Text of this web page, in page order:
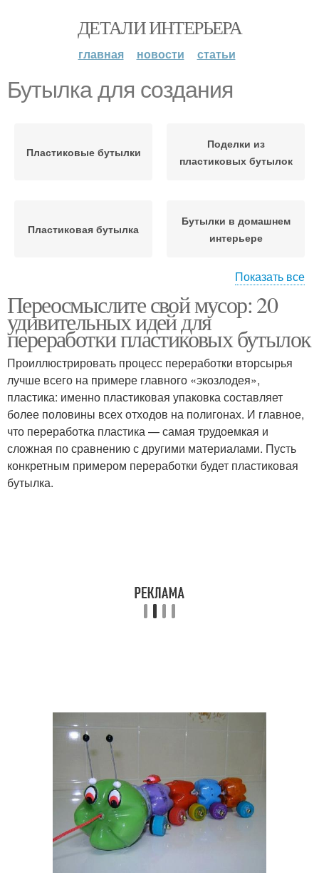
ДЕТАЛИ ИНТЕРЬЕРА
главная новости статьи
Бутылка для создания
Пластиковые бутылки
Поделки из
пластиковых бутылок
Пластиковая бутылка
Бутылки в домашнем
интерьере
утварь
Поделки из
пластмассовых
Пластмассовая бутылка Бутылки на полосы
Бутылки для создания Бутылка перед началом
Бутылки для
организации
Показать все
Переосмыслите свой мусор: 20
удивительных идей для
переработки пластиковых бутылок
Проиллюстрировать процесс переработки вторсырья
лучше всего на примере главного «экозлодея»,
пластика: именно пластиковая упаковка составляет
более половины всех отходов на полигонах. И главное,
что переработка пластика — самая трудоемкая и
сложная по сравнению с другими материалами. Пусть
конкретным примером переработки будет пластиковая
бутылка.